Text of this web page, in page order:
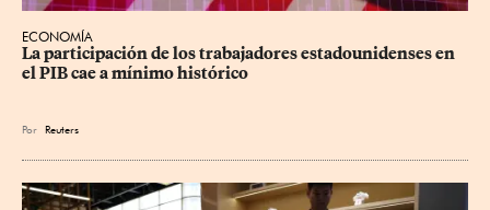
ECONOMÍA
La participación de los trabajadores estadounidenses en
el PIB cae a mínimo histórico
Por Reuters